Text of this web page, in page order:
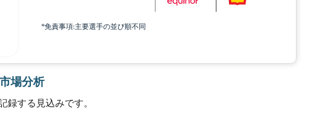
*免責事項:主要選手の並び順不同
場分析
録する見込みです。